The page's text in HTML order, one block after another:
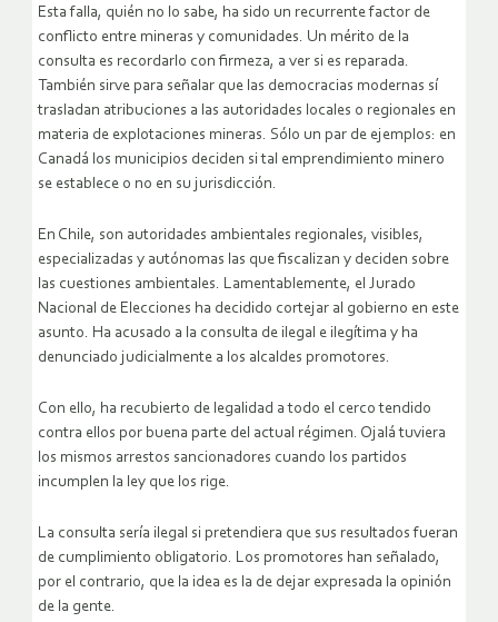
Esta falla, quién no lo sabe, ha sido un recurrente factor de
conflicto entre mineras y comunidades. Un mérito de la
consulta es recordarlo con firmeza, a ver si es reparada.
También sirve para señalar que las democracias modernas sí
trasladan atribuciones a las autoridades locales o regionales en
materia de explotaciones mineras. Sólo un par de ejemplos: en
Canadá los municipios deciden si tal emprendimiento minero
se establece o no en su jurisdicción.
En Chile, son autoridades ambientales regionales, visibles,
especializadas y autónomas las que fiscalizan y deciden sobre
las cuestiones ambientales. Lamentablemente, el Jurado
Nacional de Elecciones ha decidido cortejar al gobierno en este
asunto. Ha acusado a la consulta de ilegal e ilegítima y ha
denunciado judicialmente a los alcaldes promotores.
Con ello, ha recubierto de legalidad a todo el cerco tendido
contra ellos por buena parte del actual régimen. Ojalá tuviera
los mismos arrestos sancionadores cuando los partidos
incumplen la ley que los rige.
La consulta sería ilegal si pretendiera que sus resultados fueran
de cumplimiento obligatorio. Los promotores han señalado,
por el contrario, que la idea es la de dejar expresada la opinión
de la gente.